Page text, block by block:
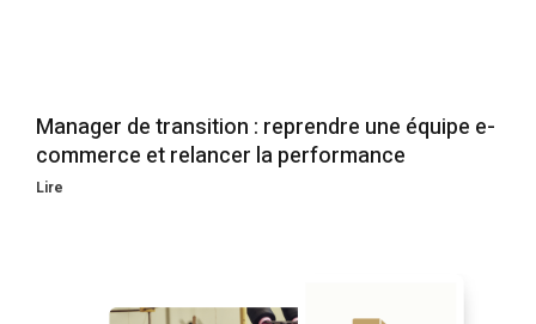
Manager de transition : reprendre une équipe e-
commerce et relancer la performance
Lire